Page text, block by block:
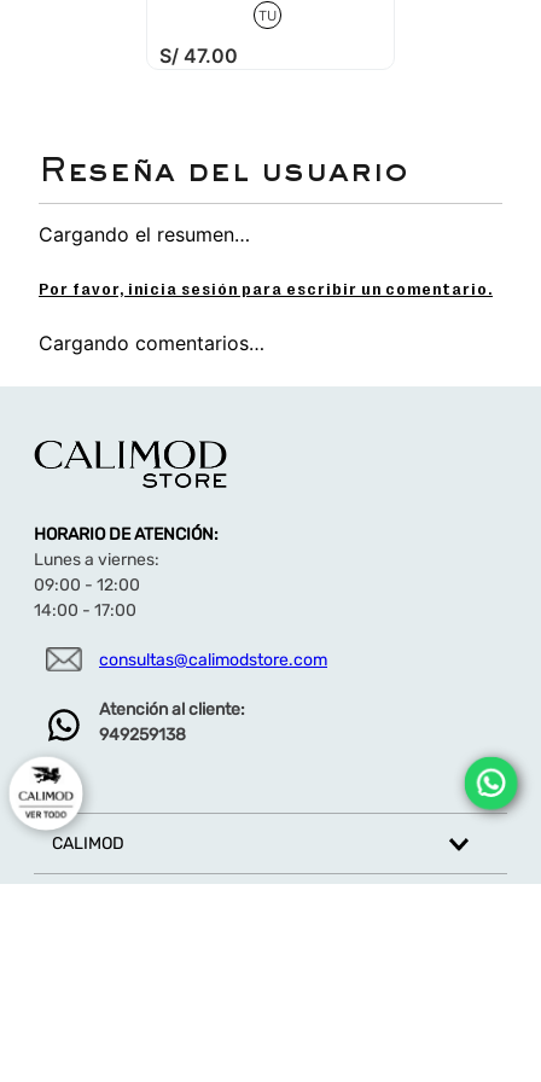
TU
S/ 47.00
Cargando el resumen…
Por favor, inicia sesión para escribir un comentario.
Cargando comentarios…
HORARIO DE ATENCIÓN:
Lunes a viernes:
09:00 - 12:00
14:00 - 17:00
consultas@calimodstore.com
Atención al cliente:
949259138
CALIMOD